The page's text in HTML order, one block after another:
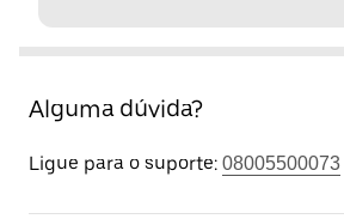
Alguma dúvida?
Ligue para o suporte: 08005500073